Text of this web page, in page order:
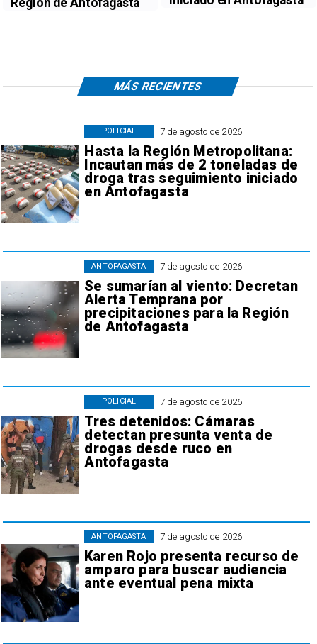
Región de Antofagasta
7 de agosto de 2026
Hasta la Región Metropolitana:
Incautan más de 2 toneladas de
droga tras seguimiento iniciado
en Antofagasta
POLICIAL
7 de agosto de 2026
Se sumarían al viento: Decretan
Alerta Temprana por
precipitaciones para la Región
de Antofagasta
ANTOFAGASTA
7 de agosto de 2026
Tres detenidos: Cámaras
detectan presunta venta de
drogas desde ruco en
Antofagasta
POLICIAL
7 de agosto de 2026
Karen Rojo presenta recurso de
amparo para buscar audiencia
ante eventual pena mixta
ANTOFAGASTA
MÁS RECIENTES